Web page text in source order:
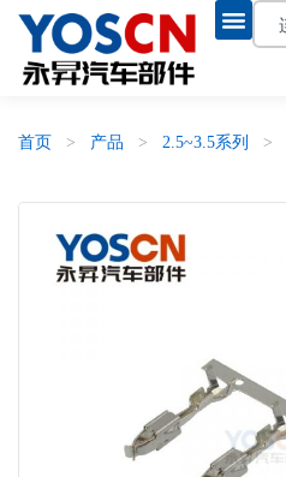
首页 > 产品 > 2.5~3.5系列 >